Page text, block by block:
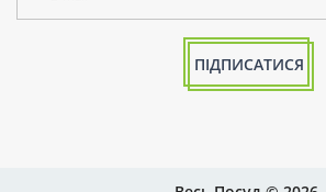
ПІДПИСАТИСЯ